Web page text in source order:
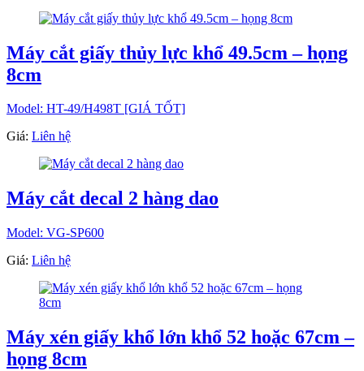
Máy cắt giấy thủy lực khổ 49.5cm – họng
8cm
Model: HT-49/H498T [GIÁ TỐT]
Giá: Liên hệ
Máy cắt decal 2 hàng dao
Model: VG-SP600
Giá: Liên hệ
Máy xén giấy khổ lớn khổ 52 hoặc 67cm –
họng 8cm